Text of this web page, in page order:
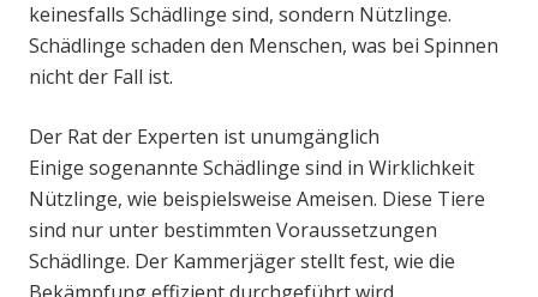
keinesfalls Schädlinge sind, sondern Nützlinge.
Schädlinge schaden den Menschen, was bei Spinnen
nicht der Fall ist.
Der Rat der Experten ist unumgänglich
Einige sogenannte Schädlinge sind in Wirklichkeit
Nützlinge, wie beispielsweise Ameisen. Diese Tiere
sind nur unter bestimmten Voraussetzungen
Schädlinge. Der Kammerjäger stellt fest, wie die